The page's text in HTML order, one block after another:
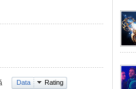
Data Rating